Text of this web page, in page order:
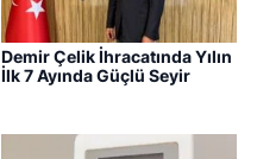
Demir Çelik İhracatında Yılın
İlk 7 Ayında Güçlü Seyir